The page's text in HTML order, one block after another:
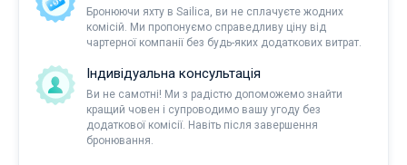
Бронюючи яхту в Sailica, ви не сплачуєте жодних
комісій. Ми пропонуємо справедливу ціну від
чартерної компанії без будь-яких додаткових витрат.
Індивідуальна консультація
Ви не самотні! Ми з радістю допоможемо знайти
кращий човен і супроводимо вашу угоду без
додаткової комісії. Навіть після завершення
бронювання.